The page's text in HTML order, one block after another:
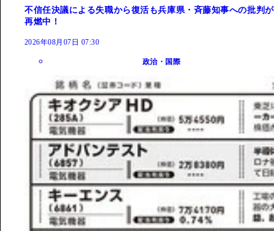
不信任決議による失職から復活も兵庫県・斉藤知事への批判が
再燃中！
2026年08月07日 07:30
政治・国際